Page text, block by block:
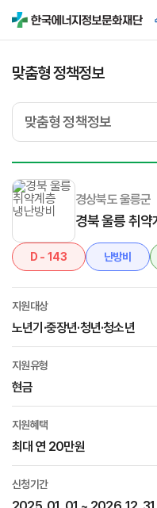
맞춤형 정책정보
맞춤형 정책정보
경상북도 울릉군
경북 울릉 취약
D - 143 난방비
지원대상
노년기·중장년·청년·청소년
지원유형
현금
지원혜택
최대 연 20만원
신청기간